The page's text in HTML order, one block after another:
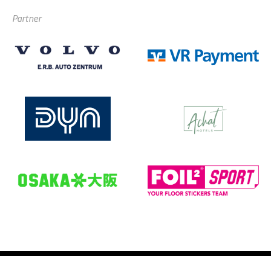
Partner